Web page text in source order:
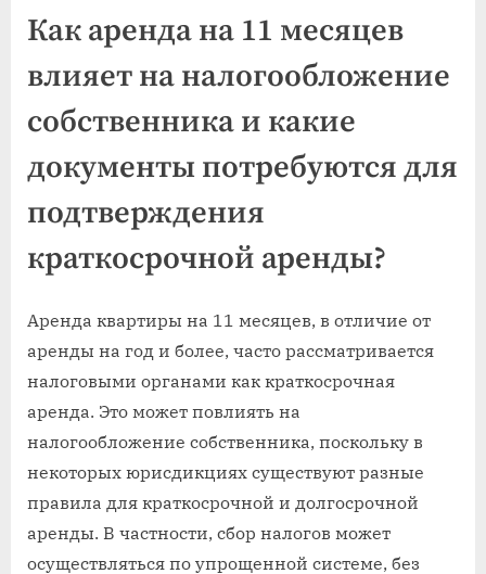
Как аренда на 11 месяцев
влияет на налогообложение
собственника и какие
документы потребуются для
подтверждения
краткосрочной аренды?
Аренда квартиры на 11 месяцев, в отличие от
аренды на год и более, часто рассматривается
налоговыми органами как краткосрочная
аренда. Это может повлиять на
налогообложение собственника, поскольку в
некоторых юрисдикциях существуют разные
правила для краткосрочной и долгосрочной
аренды. В частности, сбор налогов может
осуществляться по упрощенной системе, без